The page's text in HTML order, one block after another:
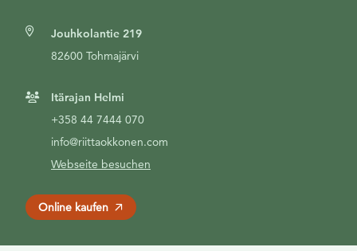
Jouhkolantie 219
82600 Tohmajärvi
Itärajan Helmi
+358 44 7444 070
info@riittaokkonen.com
Webseite besuchen
Online kaufen